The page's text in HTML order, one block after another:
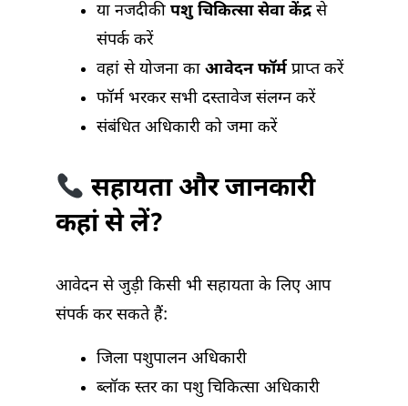
या नजदीकी पशु चिकित्सा सेवा केंद्रसे
संपर्क करें
वहां से योजना का आवेदन फॉर्म प्राप्त करें
फॉर्म भरकर सभी दस्तावेज संलग्न करें
संबंधित अधिकारी को जमा करें
सहायता और जानकारी
कहां से लें?
आवेदन से जुड़ी किसी भी सहायता के लिए आप
संपर्क कर सकते हैं:
जिला पशुपालन अधिकारी
ब्लॉक स्तर का पशु चिकित्सा अधिकारी